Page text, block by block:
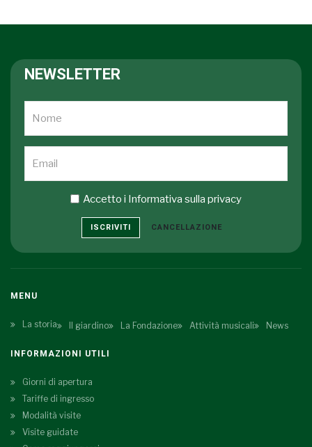
NEWSLETTER
Accetto i Informativa sulla privacy
ISCRIVITI CANCELLAZIONE
MENU
La storia Il giardino La Fondazione Attività musicali News
INFORMAZIONI UTILI
Giorni di apertura
Tariffe di ingresso
Modalità visite
Visite guidate